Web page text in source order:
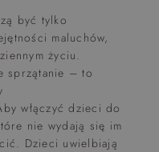
być tylko
maluchów,
życiu.
sprzątanie – to
włączyć dzieci do
nie wydają się im
Dzieci uwielbiają